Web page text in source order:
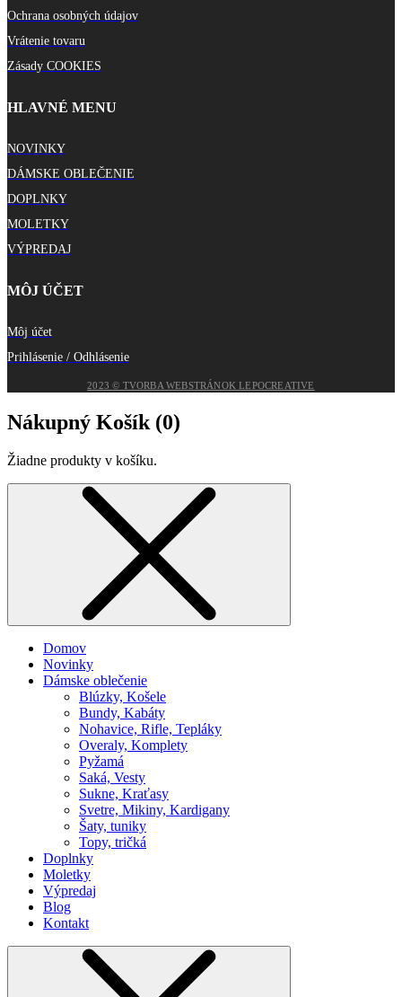
Ochrana osobných údajov
Vrátenie tovaru
Zásady COOKIES
HLAVNÉ MENU
NOVINKY
DÁMSKE OBLEČENIE
DOPLNKY
MOLETKY
VÝPREDAJ
MÔJ ÚČET
Môj účet
Prihlásenie / Odhlásenie
2023 © TVORBA WEBSTRÁNOK LEPOCREATIVE
Nákupný Košík (0)
Žiadne produkty v košíku.
Domov
Novinky
Dámske oblečenie
Blúzky, Košele
Bundy, Kabáty
Nohavice, Rifle, Tepláky
Overaly, Komplety
Pyžamá
Saká, Vesty
Sukne, Kraťasy
Svetre, Mikiny, Kardigany
Šaty, tuniky
Topy, tričká
Doplnky
Moletky
Výpredaj
Blog
Kontakt